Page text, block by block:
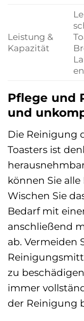
Leistung &
Kapazität
Pflege und
und
Die Reinigung
Toasters ist
können Sie
Wischen Sie
Bedarf mit
anschließend
ab. Vermeiden
zu
immer
der Reinigung